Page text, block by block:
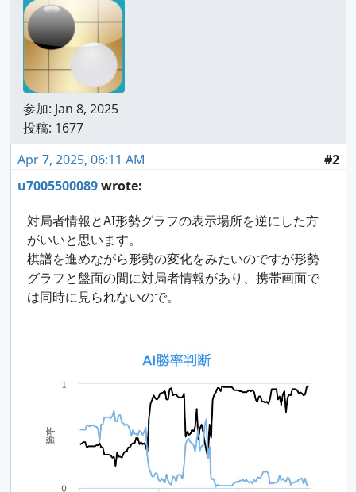
参加: Jan 8, 2025
投稿: 1677
Apr 7, 2025, 06:11 AM
#2
u7005500089wrote:
対局者情報とAI形勢グラフの表示場所を逆にした方
がいいと思います。
棋譜を進めながら形勢の変化をみたいのですが形勢
グラフと盤面の間に対局者情報があり、携帯画面で
は同時に見られないので。